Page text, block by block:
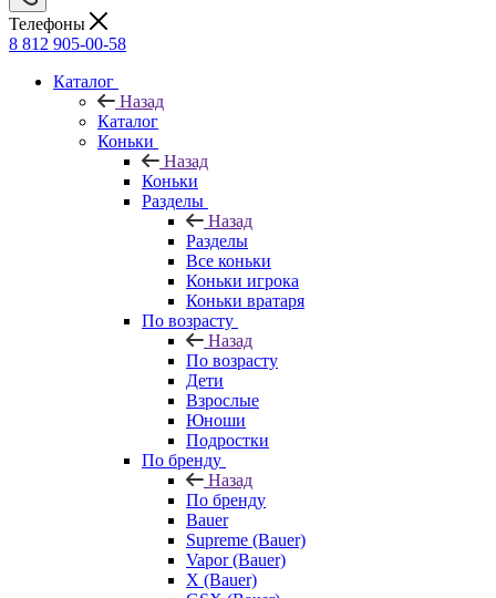
Телефоны
8 812 905-00-58
Каталог
Назад
Каталог
Коньки
Назад
Коньки
Разделы
Назад
Разделы
Все коньки
Коньки игрока
Коньки вратаря
По возрасту
Назад
По возрасту
Дети
Взрослые
Юноши
Подростки
По бренду
Назад
По бренду
Bauer
Supreme (Bauer)
Vapor (Bauer)
X (Bauer)